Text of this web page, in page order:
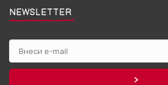
NEWSLETTER